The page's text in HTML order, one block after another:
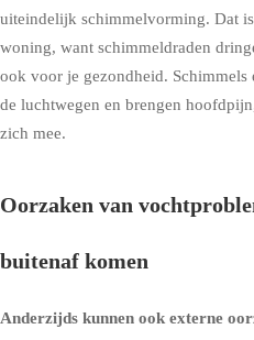
uiteindelijk schimmelvorming. Dat
woning, want schimmeldraden
ook voor je gezondheid.
de luchtwegen en brengen
zich mee.
Oorzaken van
buitenaf komen
Anderzijds kunnen ook externe